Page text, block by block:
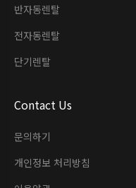
반자동렌탈
전자동렌탈
단기렌탈
Contact Us
문의하기
개인정보 처리방침